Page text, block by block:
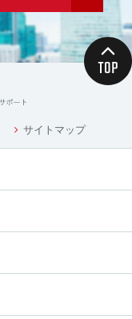
サイトマップ